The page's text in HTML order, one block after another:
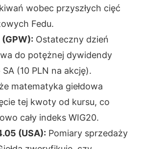
wobec przyszłych cięć
Fedu.
Ostateczny dzień
do potężnej dywidendy
(10 PLN na akcję).
matematyka giełdowa
tej kwoty od kursu, co
cały indeks WIG20.
(USA): Pomiary sprzedaży